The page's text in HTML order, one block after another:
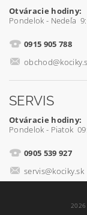
Otváracie hodiny:
Pondelok - Nedeľa
0915 905 788
SERVIS
Otváracie hodiny:
Pondelok - Piatok
0905 539 927
servis@kociky.sk